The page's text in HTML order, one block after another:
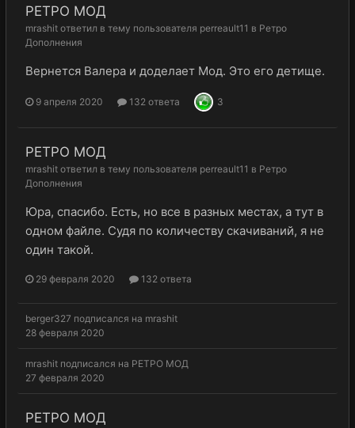
РЕТРО МОД
mrashit ответил в тему пользователя perreault11 в Ретро
Дополнения
Вернется Валера и доделает Мод. Это его детище.
9 апреля 2020 132 ответа 3
РЕТРО МОД
mrashit ответил в тему пользователя perreault11 в Ретро
Дополнения
Юра, спасибо. Есть, но все в разных местах, а тут в
одном файле. Судя по количеству скачиваний, я не
один такой.
29 февраля 2020 132 ответа
berger327 подписался на mrashit
28 февраля 2020
mrashit подписался на РЕТРО МОД
27 февраля 2020
РЕТРО МОД